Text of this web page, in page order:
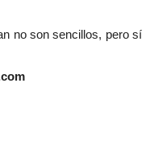
no son sencillos, pero sí